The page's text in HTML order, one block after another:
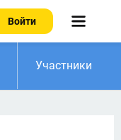
Войти
Участники